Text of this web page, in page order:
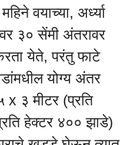
वयाच्या, अर्ध्या
३० सेंमी अंतरावर
येते, परंतु फाटे
योग्य अंतर
३ मीटर (प्रति
हेक्टर ४०० झाडे)